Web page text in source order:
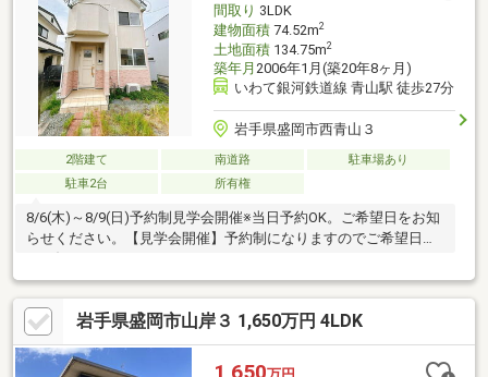
間取り 3LDK
建物面積74.52m2
土地面積134.75m2
築年月 2006年1月(築20年8ヶ月)
いわて銀河鉄道線 青山駅 徒歩27分
岩手県盛岡市西青山３
2階建て 南道路
駐車場あり
駐車2台
所有権
8/6(木)～8/9(日)予約制見学会開催※当日予約OK。ご希望日をお知
らせください。【見学会開催】予約制になりますのでご希望日時
岩手県盛岡市山岸３ 1,650万円 4LDK